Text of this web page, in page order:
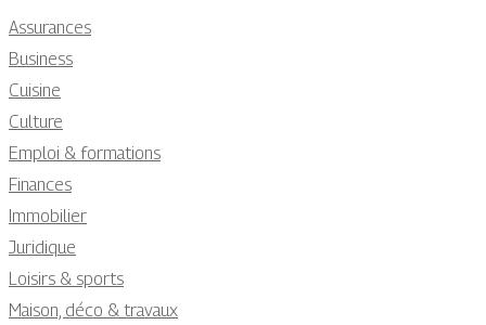
Assurances
Business
Cuisine
Culture
Emploi & formations
Finances
Immobilier
Juridique
Loisirs & sports
Maison, déco & travaux